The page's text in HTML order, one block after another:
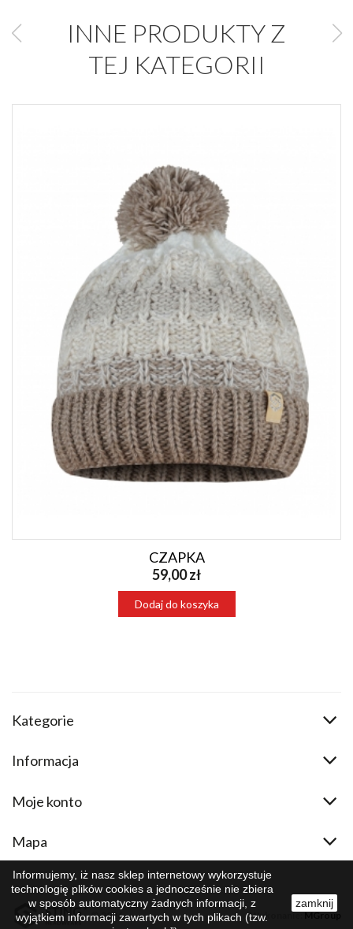
INNE PRODUKTY Z
TEJ KATEGORII
CZAPKA
59,00 zł
Dodaj do koszyka
Kategorie
Informacja
Moje konto
Mapa
Informujemy, iż nasz sklep internetowy wykorzystuje
technologię plików cookies a jednocześnie nie zbiera
w sposób automatyczny żadnych informacji, z
wyjątkiem informacji zawartych w tych plikach (tzw.
zamknij
© 2026 Wykonanie:MGroup